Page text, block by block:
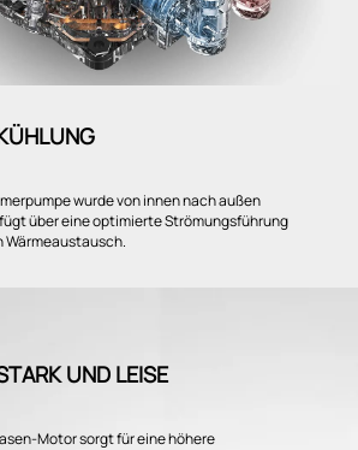
wurde von innen nach außen
über eine optimierte Strömungsführung
Wärmeaustausch.
UND LEISE
Motor sorgt für eine höhere